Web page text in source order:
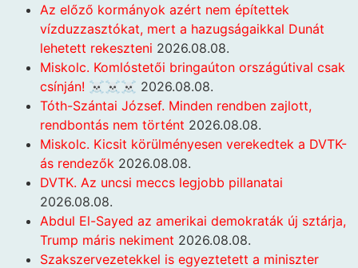
Az előző kormányok azért nem építettek
vízduzzasztókat, mert a hazugságaikkal Dunát
lehetett rekeszteni 2026.08.08.
Miskolc. Komlóstetői bringaúton országútival csak
csínján! ☠️☠️☠️ 2026.08.08.
Tóth-Szántai József. Minden rendben zajlott,
rendbontás nem történt 2026.08.08.
Miskolc. Kicsit körülményesen verekedtek a DVTK-
ás rendezők 2026.08.08.
DVTK. Az uncsi meccs legjobb pillanatai
2026.08.08.
Abdul El-Sayed az amerikai demokraták új sztárja,
Trump máris nekiment 2026.08.08.
Szakszervezetekkel is egyeztetett a miniszter